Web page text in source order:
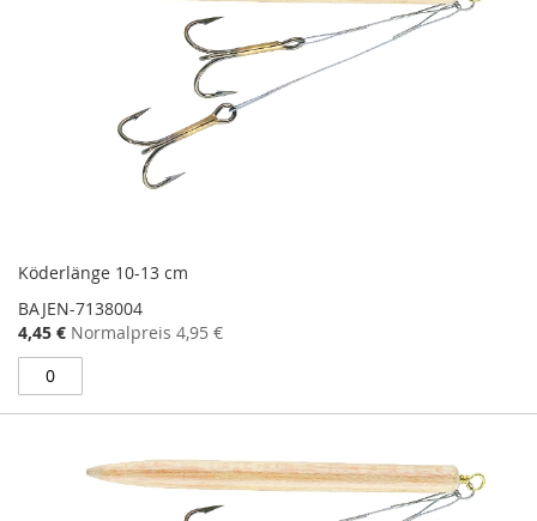
Köderlänge 10-13 cm
BAJEN-7138004
Sonderangebot
4,45 € Normalpreis 4,95 €